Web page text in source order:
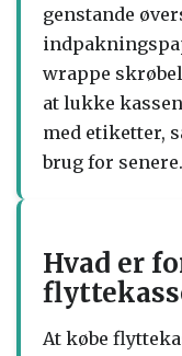
genstande
wrappe
at lukke
med etiketter,
brug for senere.
Hvad er
At købe